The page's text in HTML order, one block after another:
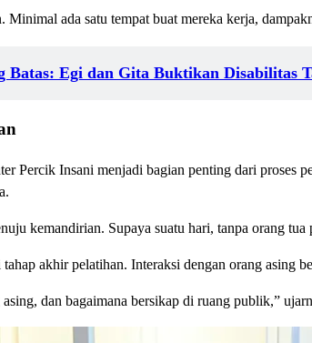
Minimal ada satu tempat buat mereka kerja,
Batas: Egi dan Gita Buktikan Disabilitas
Percik Insani menjadi bagian penting dari proses
kemandirian. Supaya suatu hari, tanpa orang
akhir pelatihan. Interaksi dengan orang asing
dan bagaimana bersikap di ruang publik,”